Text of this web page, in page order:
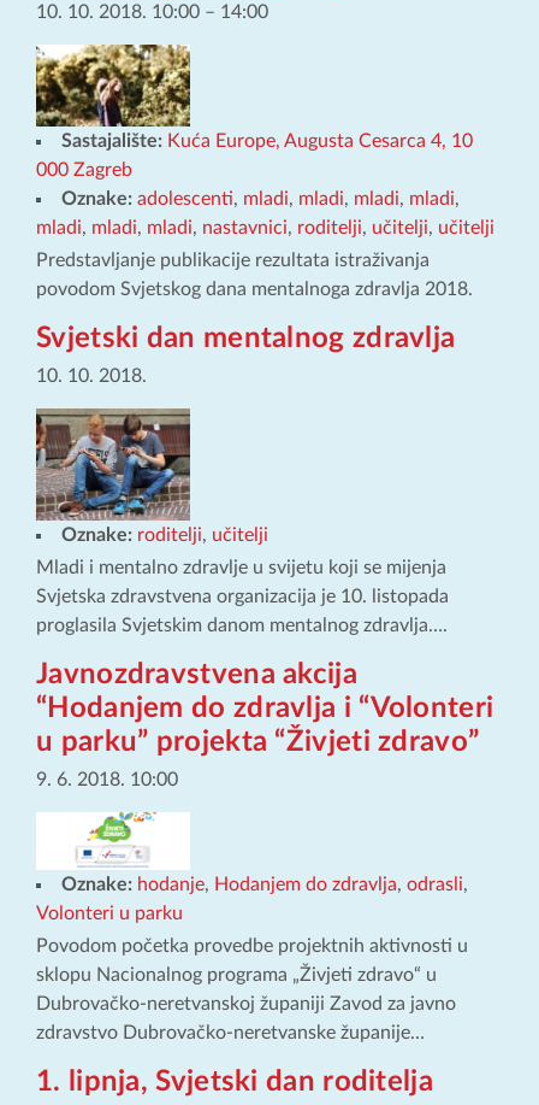
10. 10. 2018. 10:00 – 14:00
Sastajalište: Kuća Europe, Augusta Cesarca 4, 10
000 Zagreb
Oznake: adolescenti, mladi, mladi, mladi, mladi,
mladi, mladi, mladi, nastavnici, roditelji, učitelji, učitelji
Predstavljanje publikacije rezultata istraživanja
povodom Svjetskog dana mentalnoga zdravlja 2018.
Svjetski dan mentalnog zdravlja
10. 10. 2018.
Oznake: roditelji, učitelji
Mladi i mentalno zdravlje u svijetu koji se mijenja
Svjetska zdravstvena organizacija je 10. listopada
proglasila Svjetskim danom mentalnog zdravlja….
Javnozdravstvena akcija
“Hodanjem do zdravlja i “Volonteri
u parku” projekta “Živjeti zdravo”
9. 6. 2018. 10:00
Oznake: hodanje, Hodanjem do zdravlja, odrasli,
Volonteri u parku
Povodom početka provedbe projektnih aktivnosti u
sklopu Nacionalnog programa „Živjeti zdravo“ u
Dubrovačko-neretvanskoj županiji Zavod za javno
zdravstvo Dubrovačko-neretvanske županije…
1. lipnja, Svjetski dan roditelja